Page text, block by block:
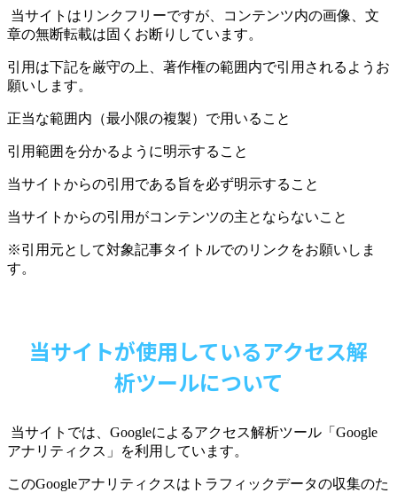
当サイトはリンクフリーですが、コンテンツ内の画像、文
章の無断転載は固くお断りしています。
引用は下記を厳守の上、著作権の範囲内で引用されるようお
願いします。
正当な範囲内（最小限の複製）で用いること
引用範囲を分かるように明示すること
当サイトからの引用である旨を必ず明示すること
当サイトからの引用がコンテンツの主とならないこと
※引用元として対象記事タイトルでのリンクをお願いしま
す。
当サイトが使用しているアクセス解
析ツールについて
当サイトでは、 Googleによるアクセス解析ツール「 Google
アナリティクス」を利用しています。
このGoogleアナリティクスはトラフィックデータの収集のた